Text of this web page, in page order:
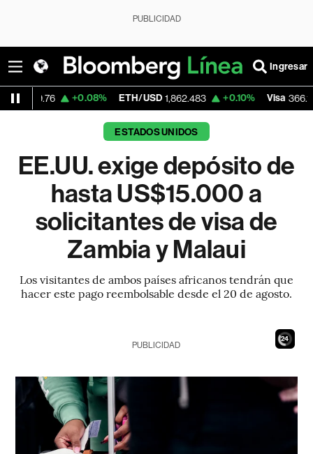
PUBLICIDAD
Ingresar
+0.08% ETH/USD 1,862.483 +0.10% Visa 366.13 -0.04%
ESTADOS UNIDOS
EE.UU. exige depósito de
hasta US$15.000 a
solicitantes de visa de
Zambia y Malaui
Los visitantes de ambos países africanos tendrán que
hacer este pago reembolsable desde el 20 de agosto.
22
PUBLICIDAD